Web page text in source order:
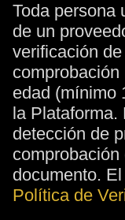
Toda persona
de un
verificación
edad (mínimo
la Plataforma.
detección de
documento.
Política de